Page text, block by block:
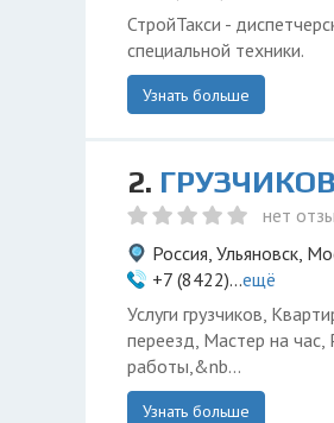
СтройТакси -
специальной техники.
Узнать больше
2.
нет
Россия, Ульяновск,
+7 (8422)...ещё
Услуги грузчиков,
переезд, Мастер на
работы,&nb...
Узнать больше